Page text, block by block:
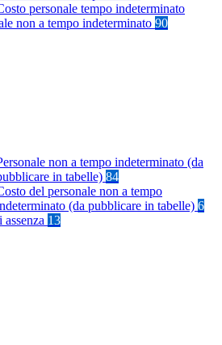
personale tempo indeterminato
non a tempo indeterminato 90
non a tempo indeterminato (da
in tabelle) 84
del personale non a tempo
(da pubblicare in tabelle) 6
assenza 13